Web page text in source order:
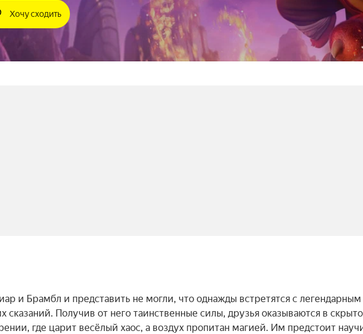
Хочу сходить
и Брамбл и представить не могли, что однажды встретятся с легендарным
Получив от него таинственные силы, друзья оказываются в
где царит весёлый хаос, а воздух пропитан магией. Им предстоит